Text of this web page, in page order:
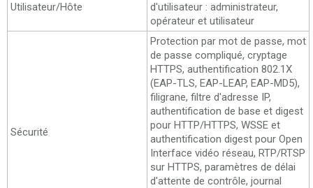
Utilisateur/Hôte
d'utilisateur : administrateur,
opérateur et utilisateur
Sécurité
Protection par mot de passe, mot
de passe compliqué, cryptage
HTTPS, authentification 802.1X
(EAP-TLS, EAP-LEAP, EAP-MD5),
filigrane, filtre d'adresse IP,
authentification de base et digest
pour HTTP/HTTPS, WSSE et
authentification digest pour Open
Interface vidéo réseau, RTP/RTSP
sur HTTPS, paramètres de délai
d'attente de contrôle, journal